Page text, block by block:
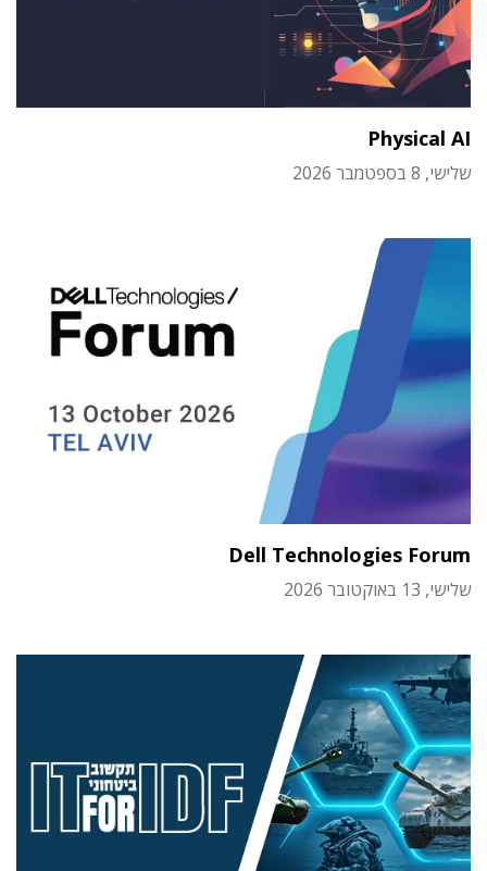
Physical AI
שלישי, 8 בספטמבר 2026
Dell Technologies Forum
שלישי, 13 באוקטובר 2026